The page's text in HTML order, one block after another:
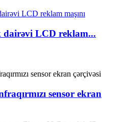
dairəvi LCD reklam...
sensor ekran